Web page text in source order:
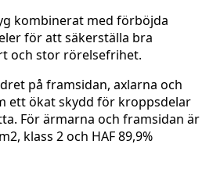
kombinerat med förböjda
för att säkerställa bra
och stor rörelsefrihet.
på framsidan, axlarna och
ett ökat skydd för kroppsdelar
För ärmarna och framsidan är
klass 2 och HAF 89,9%